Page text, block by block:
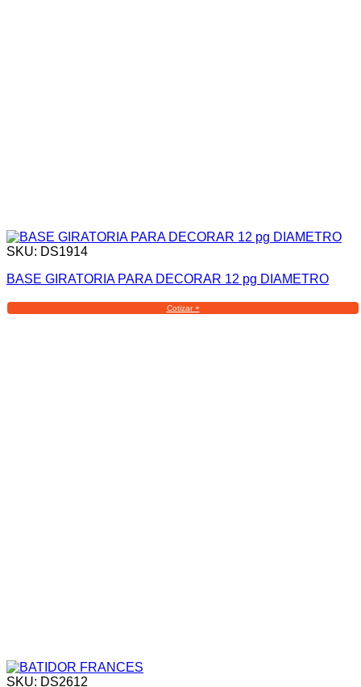
SKU: DS1914
BASE GIRATORIA PARA DECORAR 12 pg DIAMETRO
Cotizar +
SKU: DS2612